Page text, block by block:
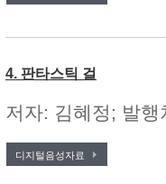
4. 판타스틱 걸
저자: 김혜정; 발
디지털음성자료